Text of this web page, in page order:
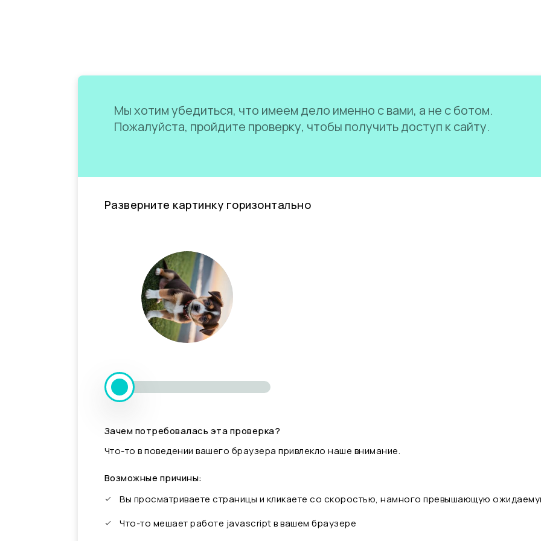
Мы хотим убедиться, что имеем дело именно с вами, а не с ботом.
Пожалуйста, пройдите проверку, чтобы получить доступ к сайту.
Разверните картинку горизонтально
Зачем потребовалась эта проверка?
Что-то в поведении вашего браузера привлекло наше внимание.
Возможные причины:
Вы просматриваете страницы и кликаете со скоростью, намного превышающую
Что-то мешает работе javascript в вашем браузере